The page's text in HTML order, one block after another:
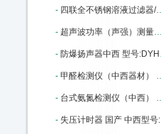
- 四联全不锈钢溶液过滤器/不锈钢过滤器 架子 型号:MT-04库号：M365609
- 超声波功率（声强）测量仪中西 （标准型） 型号:CS33-YP0511A库号：M404559
- 防爆扬声器中西 型号:DYH-5库号：M406025
- 甲醛检测仪（中西器材） 型号:GA27-500B库号：M406029
- 台式氨氮检测仪（中西） 型号:NH-1CA库号：M33470
- 失压计时器 国产 中西型号:JSY-3B1A库号：M138218